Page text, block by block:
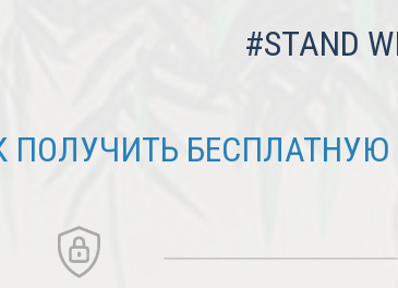
#STAND
ПОЛУЧИТЬ